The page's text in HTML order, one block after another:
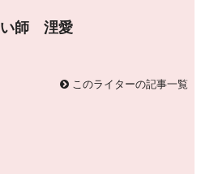
師 浬愛
このライターの記事一覧